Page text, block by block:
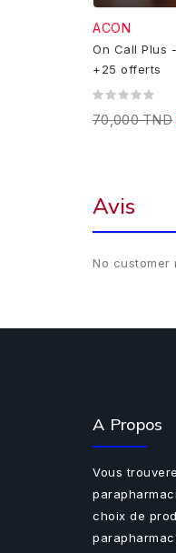
ACON
On Call Plus
+25 offerts
70,000 TND
Avis
No customer
A Propos
Vous
choix de